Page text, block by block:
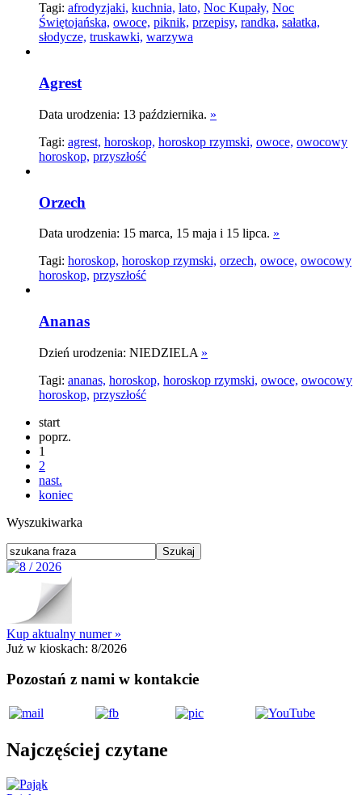
Tagi: afrodyzjaki, kuchnia, lato, Noc Kupały, Noc
Świętojańska, owoce, piknik, przepisy, randka, sałatka,
słodycze, truskawki, warzywa
Agrest
Data urodzenia: 13 października. »
Tagi: agrest, horoskop, horoskop rzymski, owoce, owocowy
horoskop, przyszłość
Orzech
Data urodzenia: 15 marca, 15 maja i 15 lipca. »
Tagi: horoskop, horoskop rzymski, orzech, owoce, owocowy
horoskop, przyszłość
Ananas
Dzień urodzenia: NIEDZIELA »
Tagi: ananas, horoskop, horoskop rzymski, owoce, owocowy
horoskop, przyszłość
start
poprz.
1
2
nast.
koniec
Wyszukiwarka
Kup aktualny numer »
Już w kioskach: 8/2026
Pozostań z nami w kontakcie
Najczęściej czytane